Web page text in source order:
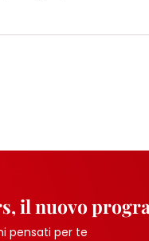
il nuovo
pensati per te